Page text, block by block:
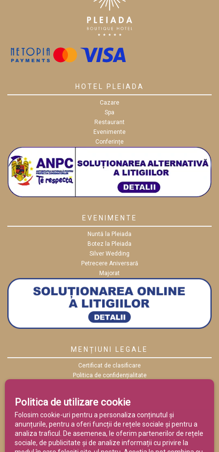
HOTEL PLEIADA
Cazare
Spa
Restaurant
Evenimente
Conferințe
EVENIMENTE
Nuntă la Pleiada
Botez la Pleiada
Silver Wedding
Petrecere Aniversară
Majorat
MENȚIUNI LEGALE
Certificat de clasificare
Politica de confidențialitate
Termeni și condiții
Politica de utilizare cookie
Folosim cookie-uri pentru a personaliza conținutul și
anunțurile, pentru a oferi funcții de rețele sociale și pentru a
analiza traficul. De asemenea, le oferim partenerilor de rețele
sociale, de publicitate și de analize informații cu privire la